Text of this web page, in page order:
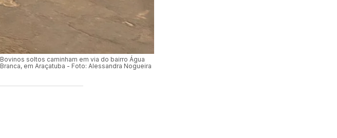
Bovinos soltos caminham em via do bairro Água
Branca, em Araçatuba - Foto: Alessandra Nogueira